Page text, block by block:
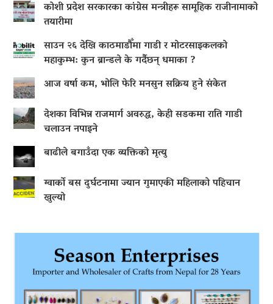
कोशी प्रदेश सरकारका कांग्रेस मन्त्रीहरू सामूहिक राजीनामाको
तयारीमा
साउन २६ देखि काठमाडौँमा गाडी र मोटरसाइकलको
महाकुम्भ: कुन ब्रान्डले के गर्दैछन् धमाका ?
आज वर्षा कम, भोलि फेरि मनसुन सक्रिय हुने संकेत
देशका विभिन्न राजमार्ग अवरुद्ध, केही सडकमा राति गाडी
चलाउन नपाइने
बाढीले बगाउँदा एक व्यक्तिको मृत्यु
ग्वार्को बस दुर्घटनामा ज्यान गुमाएकी महिलाको पहिचान
खुल्यो